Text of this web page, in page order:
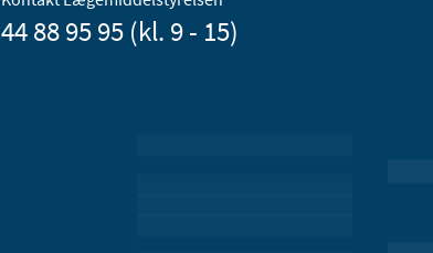
44 88 95 95 (kl. 9 - 15)